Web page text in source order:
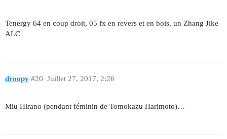
Tenergy 64 en coup droit, 05 fx en revers et en bois, un Zhang Jike
ALC
droopy Juillet 27, 2017, 2:26
#20
Miu Hirano (pendant féminin de Tomokazu Harimoto)…